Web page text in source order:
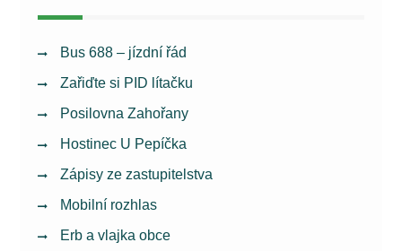
Bus 688 – jízdní řád
Zařiďte si PID lítačku
Posilovna Zahořany
Hostinec U Pepíčka
Zápisy ze zastupitelstva
Mobilní rozhlas
Erb a vlajka obce